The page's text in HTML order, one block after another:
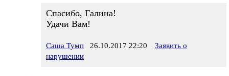
Спасибо, Галина!
Удачи Вам!
Саша Тумп 26.10.2017 22:20
Заявить о
нарушении